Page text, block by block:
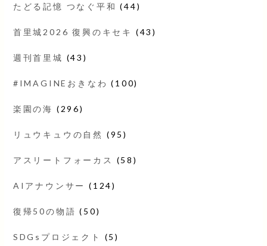
たどる記憶 つなぐ平和 (44)
首里城2026 復興のキセキ (43)
週刊首里城 (43)
#IMAGINEおきなわ (100)
楽園の海 (296)
リュウキュウの自然 (95)
アスリートフォーカス (58)
AIアナウンサー (124)
復帰50の物語 (50)
SDGsプロジェクト (5)